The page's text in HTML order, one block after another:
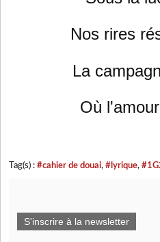
Nos rires
La
Où
Tag(s) : #cahier de douai, #lyrique,
S'inscrire à la newsletter